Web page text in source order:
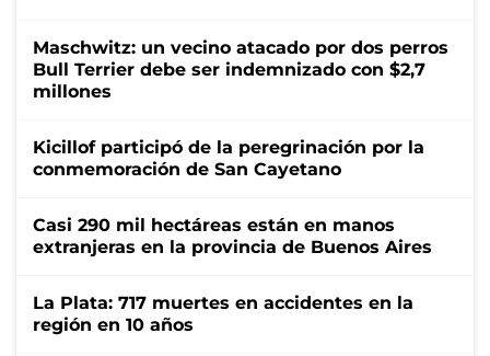
Maschwitz: un vecino atacado por dos perros
Bull Terrier debe ser indemnizado con $2,7
millones
Kicillof participó de la peregrinación por la
conmemoración de San Cayetano
Casi 290 mil hectáreas están en manos
extranjeras en la provincia de Buenos Aires
La Plata: 717 muertes en accidentes en la
región en 10 años